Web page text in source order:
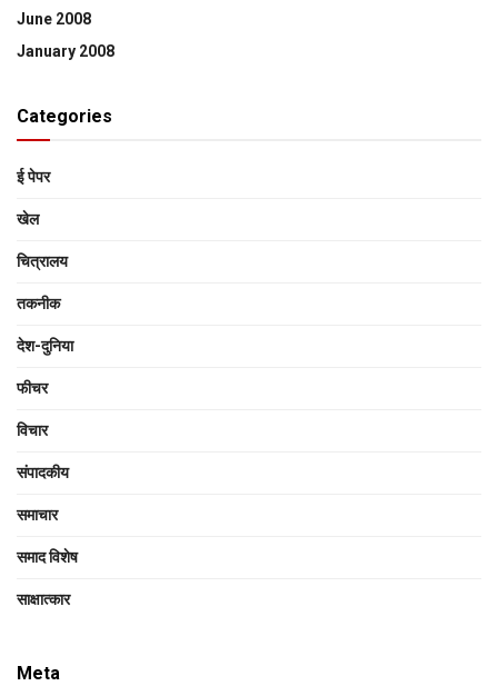
June 2008
January 2008
Categories
ई पेपर
खेल
चित्रालय
तकनीक
देश-दुनिया
फीचर
विचार
संपादकीय
समाचार
समाद विशेष
साक्षात्‍कार
Meta